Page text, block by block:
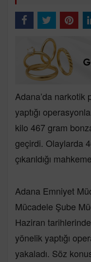
Adana’da narkotik
yaptığı
kilo 467 gram
geçirdi. Olaylarda
çıkarıldığı
Adana Emniyet
Mücadele Şube
Haziran
yönelik yaptığı
yakaladı. Söz